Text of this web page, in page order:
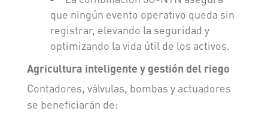
que ningún evento operativo queda sin
registrar, elevando la seguridad y
optimizando la vida útil de los activos.
Agricultura inteligente y gestión del riego
Contadores, válvulas, bombas y actuadores
se beneficiarán de: